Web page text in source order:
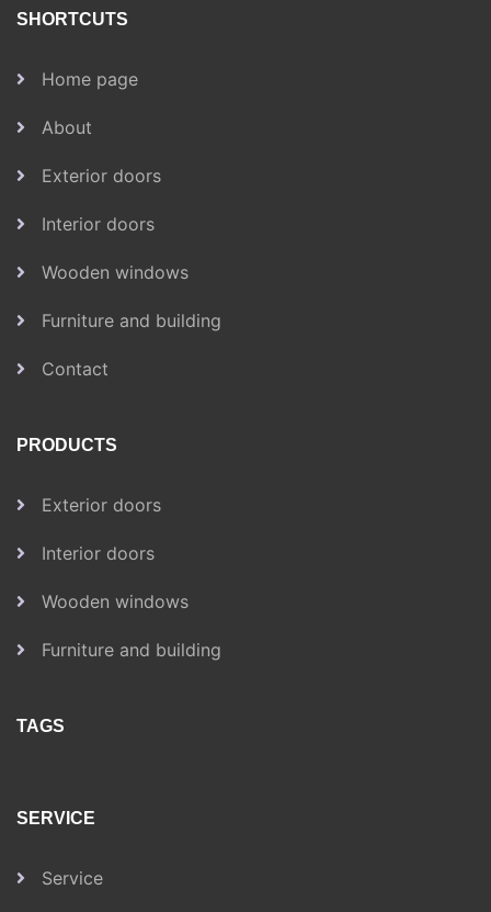
SHORTCUTS
Home page
About
Exterior doors
Interior doors
Wooden windows
Furniture and building
Contact
PRODUCTS
Exterior doors
Interior doors
Wooden windows
Furniture and building
TAGS
SERVICE
Service